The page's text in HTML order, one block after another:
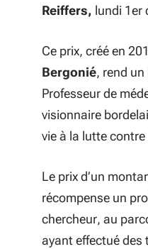
Reiffers, lundi 1er
Ce prix, créé en
Bergonié, rend
Professeur de
visionnaire
vie à la lutte contre
Le prix d’un
récompense un
chercheur, au
ayant effectué des